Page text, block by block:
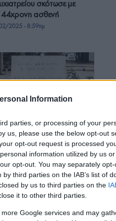
Information
parties, or processing of your
us, please use the below opt-out
opt-out request is processed
information utilized by us
opt-out. You may separately
third parties on the IAB’s list of
by us to third parties on the
it to other third parties.
Google services and may
σκότωσε με
44χρονη ασθενή
2025 - 8:59πμ
9η Αυγούστου 1944
μπλόκα σε συνοικίες της
με «τσουβαλάδες» και
2024 - 9:24πμ